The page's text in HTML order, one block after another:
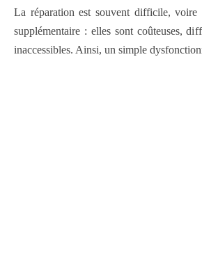
La réparation est souvent difficile, voire
supplémentaire : elles sont coûteuses,
inaccessibles. Ainsi, un simple